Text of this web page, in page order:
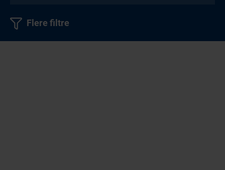
Flere filtre